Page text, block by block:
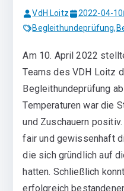
VdH Loitz 2022-04-10
Begleithundeprüfung,
Am 10. April 2022
Teams des VDH Loitz
Begleithundeprüfung
Temperaturen war die
und Zuschauern
fair und gewissenhaft
die sich gründlich auf
hatten. Schließlich
erfolgreich